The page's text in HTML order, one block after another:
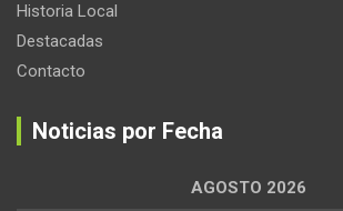
Historia Local
Destacadas
Contacto
Noticias por Fecha
AGOSTO 2026